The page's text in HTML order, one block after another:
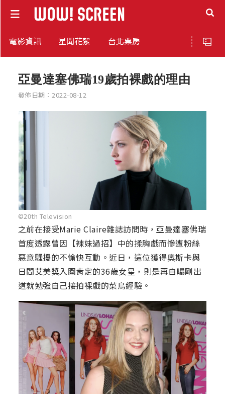
電影資訊 星聞花絮 台北票房
亞曼達塞佛瑞19歲拍裸戲的理由
發佈日期：2022-08-12
©20th Television
之前在接受Marie Claire雜誌訪問時，亞曼達塞佛瑞
首度透露曾因【辣妹過招】中的揉胸戲而慘遭粉絲
惡意騷擾的不愉快互動。近日，這位獲得奧斯卡與
日間艾美獎入圍肯定的36歲女星，則是再自曝剛出
道就勉強自己接拍裸戲的菜鳥經驗。